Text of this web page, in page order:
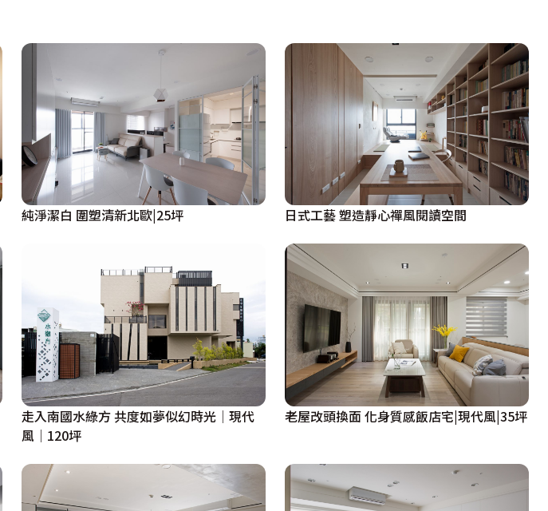
純淨潔白 圍塑清新北歐|25坪 日式工藝 塑造靜心禪風閱讀空間
走入南國水綠方 共度如夢似幻時光│現代
風│120坪
老屋改頭換面 化身質感飯店宅|現代風|35坪